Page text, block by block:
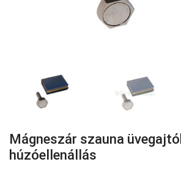
Mágneszár szauna
húzóellenállás